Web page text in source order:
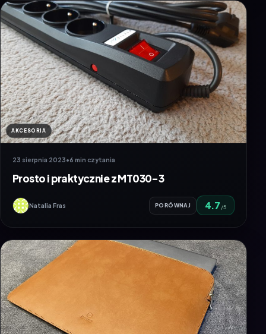
AKCESORIA
23 sierpnia 2023•6 min czytania
Prosto i praktycznie z MT030-3
Natalia Fras PORÓWNAJ 4.7 /5